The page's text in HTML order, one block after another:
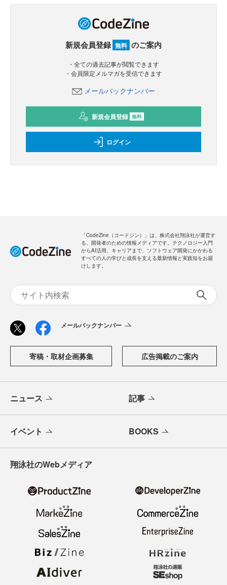
新規会員登録 無料 のご案内
・全ての過去記事が閲覧できます
・会員限定メルマガを受信できます
メールバックナンバー
新規会員登録 無料
ログイン
「CodeZine（コードジン）」は、株式会社翔泳社が運営す
る、開発者のための情報メディアです。テクノロジー入門
からAI活用、キャリアまで、ソフトウェア開発にかかわる
すべての人の学びと成長を支える最新情報と実践知をお届
けします。
メールバックナンバー
寄稿・取材企画募集 広告掲載のご案内
ニュース 記事
イベント BOOKS
翔泳社のWebメディア